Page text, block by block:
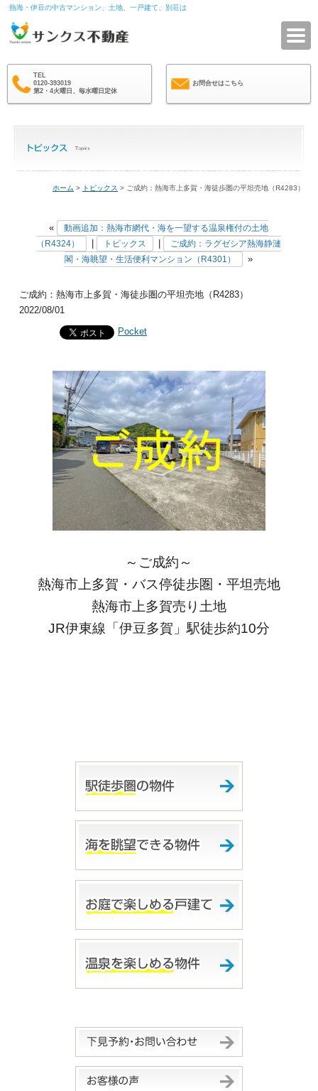
熱海・伊豆の中古マンション、土地、一戸建て、別荘は
TEL
0120-393019
第2・4火曜日、毎水曜日定休
お問合せはこちら
ホーム > トピックス > ご成約：熱海市上多賀・海徒歩圏の平坦売地（R4283）
«
動画追加：熱海市網代・海を一望する温泉権付の土地
（R4324）
トピックス
ご成約：ラグゼシア熱海静漣
閣・海眺望・生活便利マンション（R4301）
»
ご成約：熱海市上多賀・海徒歩圏の平坦売地（R4283）
2022/08/01
Pocket
～ご成約～
熱海市上多賀・バス停徒歩圏・平坦売地
熱海市上多賀売り土地
JR伊東線「伊豆多賀」駅徒歩約10分